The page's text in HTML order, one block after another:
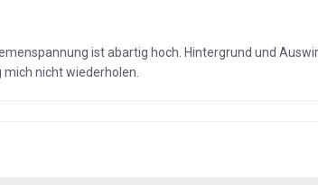
ist abartig hoch. Hintergrund und
nicht wiederholen.